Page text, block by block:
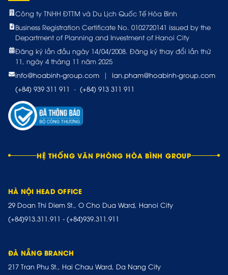
Công ty TNHH ĐTTM và Du Lịch Quốc Tế Hòa Bình
Business Registration Certificate No. 0102720141 issued by the
Department of Planning and Investment of Hanoi City
Đăng ký lần đầu ngày 14/04/2008. Đăng ký thay đổi lần thứ
11, ngày 4 tháng 11 năm 2025
info@hoabinh-group.com
|
lan.pham@hoabinh-group.com
(+84) 939 311 911 - (+84) 913 311 911
HỆ THỐNG VĂN PHÒNG HÒA BÌNH GROUP
HÀ NỘI HEAD OFFICE
29 Doan Thi Diem St., O Cho Dua Ward, Hanoi City
(+84)913.311.911 - (+84)939.311.911
ĐÀ NẴNG BRANCH
217 Tran Phu St., Hai Chau Ward, Da Nang City